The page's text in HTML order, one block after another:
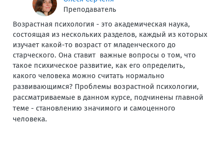
Преподаватель
Возрастная психология - это академическая наука,
состоящая из нескольких разделов, каждый из которых
изучает какой-то возраст от младенческого до
старческого. Она ставит важные вопросы о том, что
такое психическое развитие, как его определить,
какого человека можно считать нормально
развивающимся? Проблемы возрастной психологии,
рассматриваемые в данном курсе, подчинены главной
теме - становлению значимого и самоценного
человека.